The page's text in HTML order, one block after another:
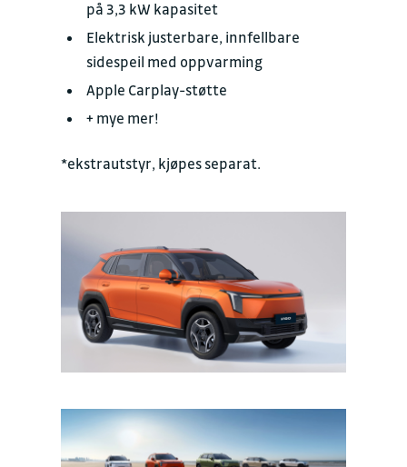
på 3,3 kW kapasitet
Elektrisk justerbare, innfellbare
sidespeil med oppvarming
Apple Carplay-støtte
+ mye mer!
*ekstrautstyr, kjøpes separat.